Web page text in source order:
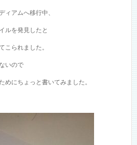
ィアムへ移行中、
ルを発見したと
こられました。
いので
めにちょっと書いてみました。